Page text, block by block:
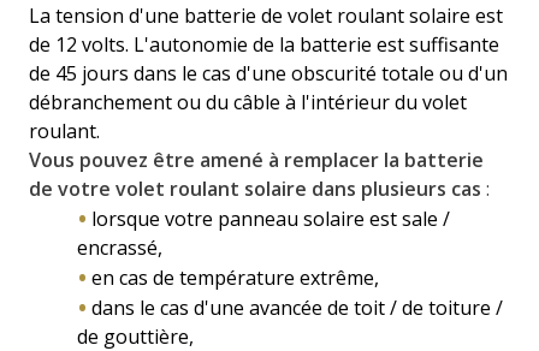
La tension d'une batterie de volet roulant solaire est
de 12 volts. L'autonomie de la batterie est suffisante
de 45 jours dans le cas d'une obscurité totale ou d'un
débranchement ou du câble à l'intérieur du volet
roulant.
Vous pouvez être amené à remplacer la batterie
de votre volet roulant solaire dans plusieurs cas :
lorsque votre panneau solaire est sale /
encrassé,
en cas de température extrême,
dans le cas d'une avancée de toit / de toiture /
de gouttière,